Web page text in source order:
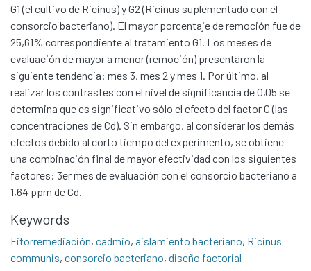
Communities & Collections
All of DSpace
Statistics
Contacto
G1 (el cultivo de Ricinus) y G2 (Ricinus suplementado con el
consorcio bacteriano). El mayor porcentaje de remoción fue de
25,61% correspondiente al tratamiento G1. Los meses de
evaluación de mayor a menor (remoción) presentaron la
siguiente tendencia: mes 3, mes 2 y mes 1. Por último, al
realizar los contrastes con el nivel de significancia de 0,05 se
determina que es significativo sólo el efecto del factor C (las
concentraciones de Cd). Sin embargo, al considerar los demás
efectos debido al corto tiempo del experimento, se obtiene
una combinación final de mayor efectividad con los siguientes
factores: 3er mes de evaluación con el consorcio bacteriano a
1,64 ppm de Cd.
Keywords
Fitorremediación, cadmio, aislamiento bacteriano, Ricinus
communis, consorcio bacteriano, diseño factorial